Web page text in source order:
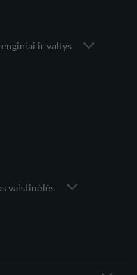
ir valtys
vaistinėlės